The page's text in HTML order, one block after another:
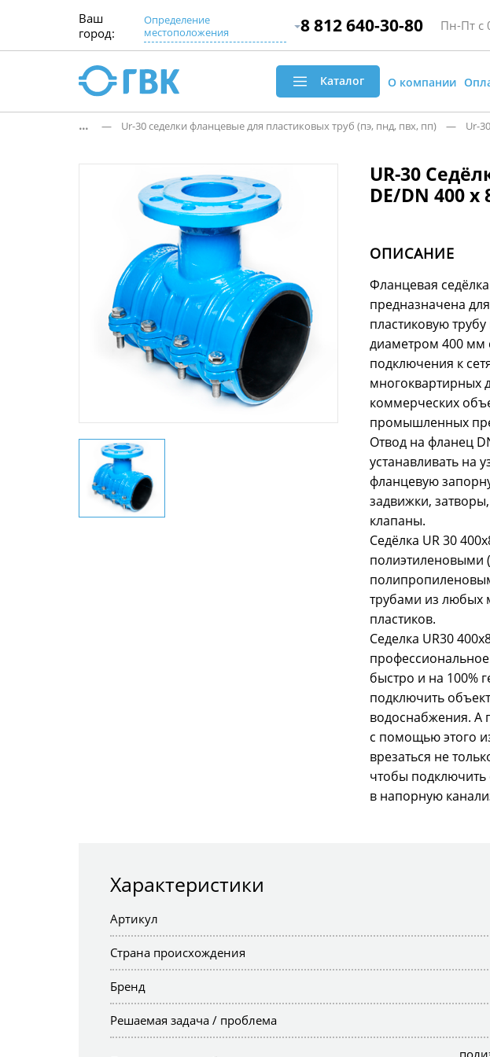
Ваш
город:
Определение
местоположения
8 812 640-30-80 Пн-Пт с
Каталог О компании
... — Ur-30 седелки фланцевые для пластиковых труб (пэ, пнд, пвх, пп) — Ur-30
UR-30
DE/DN 400 x
ОПИСАНИЕ
Фланцевая
предназначена
пластиковую
диаметром 400 мм
подключения к
многоквартирных
коммерческих
промышленных
Отвод на фланец
устанавливать на
фланцевую
задвижки,
клапаны.
Седёлка UR 30
полиэтиленовыми
трубами из любых
пластиков.
Седелка UR30
быстро и на 100%
подключить
водоснабжения. А
с помощью этого
врезаться не
чтобы
в напорную
Характеристики
Артикул
Страна происхождения
Бренд
Решаемая задача / проблема